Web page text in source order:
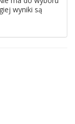
wyniki są